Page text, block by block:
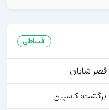
اقساطی
قصر شایان
برگشت: کاسپین